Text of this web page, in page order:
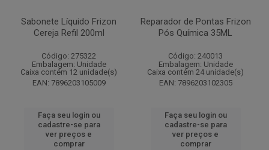
Sabonete Líquido Frizon
Cereja Refil 200ml
Código: 275322
Embalagem: Unidade
Caixa contém 12 unidade(s)
EAN: 7896203105009
Faça seu login ou
cadastre-se para
ver preços e
comprar
Reparador de Pontas Frizon
Pós Química 35ML
Código: 240013
Embalagem: Unidade
Caixa contém 24 unidade(s)
EAN: 7896203102305
Faça seu login ou
cadastre-se para
ver preços e
comprar